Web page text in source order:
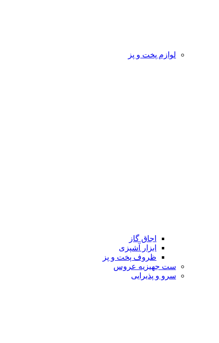
لوازم پخت و پز
اجاق گاز
ابزار آشپزی
ظروف پخت و پز
ست جهیزیه عروس
سرو و پذیرایی